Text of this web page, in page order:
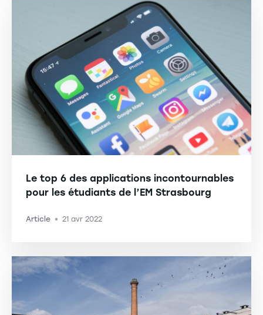
Le top 6 des applications incontournables
pour les étudiants de l’EM Strasbourg
Article -21 avr 2022